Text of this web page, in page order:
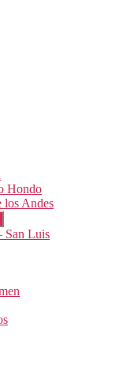
Hondo
los Andes
San Luis